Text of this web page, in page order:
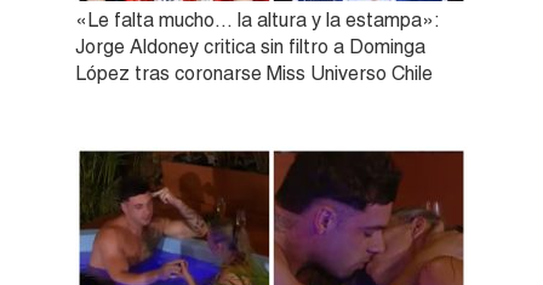
«Le falta mucho… la altura y la estampa»:
Jorge Aldoney critica sin filtro a Dominga
López tras coronarse Miss Universo Chile